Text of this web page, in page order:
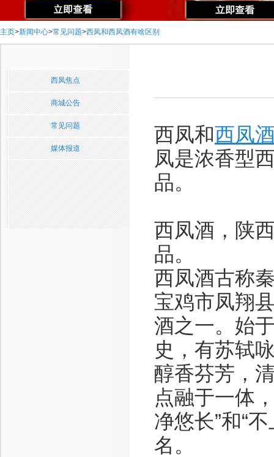
主页>新闻中心>常见问题>西凤和西凤酒有啥区别
西凤焦点
商城公告
常见问题
媒体报道
西凤和西凤
凤是浓香型
品。
西凤酒，陕
品。
西凤酒古称
宝鸡市凤翔
酒之一。始
史，有苏轼
醇香芬芳，
点融于一体
净悠长”和“
名。